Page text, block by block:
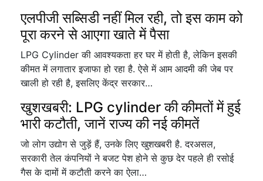
एलपीजी सब्सिडी नहीं मिल रही, तो इस काम को
पूरा करने से आएगा खाते में पैसा
LPG Cylinder की आवश्यकता हर घर में होती है, लेकिन इसकी
कीमत में लगातार इजाफा हो रहा है. ऐसे में आम आदमी की जेब पर
खाली हो रही है, इसलिए केंद्र सरकार…
खुशखबरी: LPG cylinder की कीमतों में हुई
भारी कटौती, जानें राज्य की नई कीमतें
जो लोग उद्योग से जुड़ें हैं, उनके लिए खुशखबरी है. दरअसल,
सरकारी तेल कंपनियों ने बजट पेश होने से कुछ देर पहले ही रसोई
गैस के दामों में कटौती करने का ऐला…